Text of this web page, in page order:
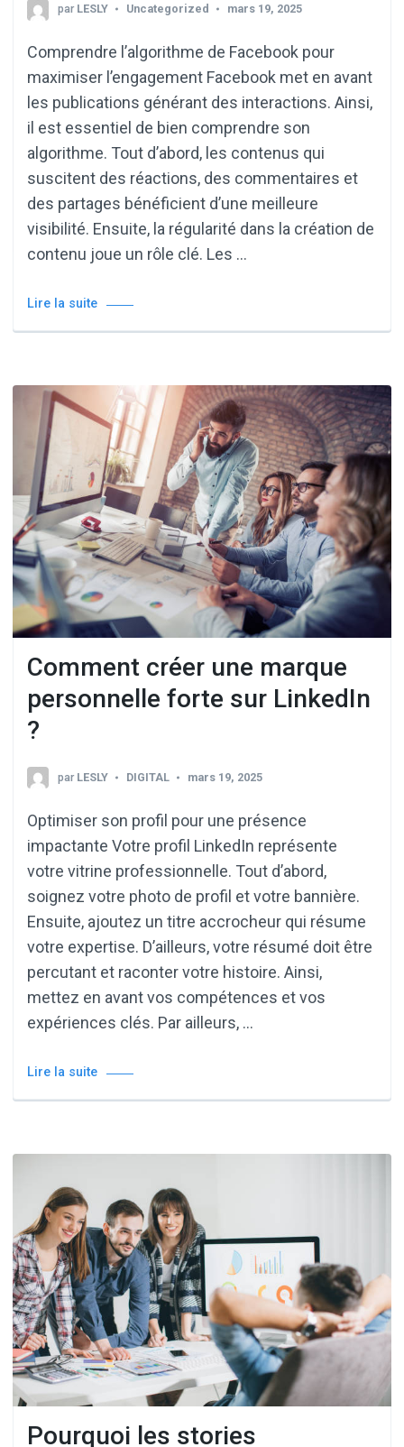
par LESLY Uncategorized mars 19, 2025
Comprendre l’algorithme de Facebook pour
maximiser l’engagement Facebook met en avant
les publications générant des interactions. Ainsi,
il est essentiel de bien comprendre son
algorithme. Tout d’abord, les contenus qui
suscitent des réactions, des commentaires et
des partages bénéficient d’une meilleure
visibilité. Ensuite, la régularité dans la création de
contenu joue un rôle clé. Les …
Lire la suite
Comment créer une marque
personnelle forte sur LinkedIn
?
par LESLY DIGITAL mars 19, 2025
Optimiser son profil pour une présence
impactante Votre profil LinkedIn représente
votre vitrine professionnelle. Tout d’abord,
soignez votre photo de profil et votre bannière.
Ensuite, ajoutez un titre accrocheur qui résume
votre expertise. D’ailleurs, votre résumé doit être
percutant et raconter votre histoire. Ainsi,
mettez en avant vos compétences et vos
expériences clés. Par ailleurs, …
Lire la suite
Pourquoi les stories